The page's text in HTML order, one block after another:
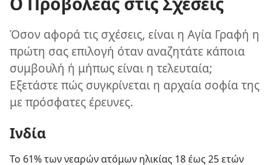
Όσον αφορά τις σχέσεις, είναι η Αγία Γραφή η
πρώτη σας επιλογή όταν αναζητάτε κάποια
συμβουλή ή μήπως είναι η τελευταία;
Εξετάστε πώς συγκρίνεται η αρχαία σοφία της
με πρόσφατες έρευνες.
Ινδία
Το 61% των νεαρών ατόμων ηλικίας 18 έως 25 ετών